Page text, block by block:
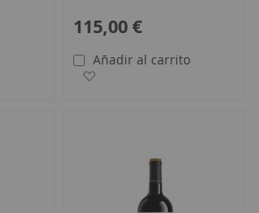
115,00 €
Añadir al carrito